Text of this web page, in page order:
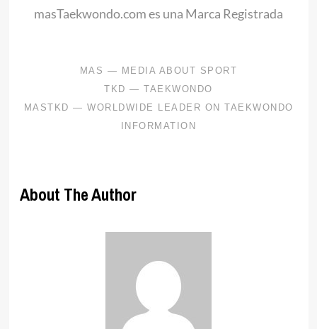
masTaekwondo.com es una Marca Registrada
About The Author